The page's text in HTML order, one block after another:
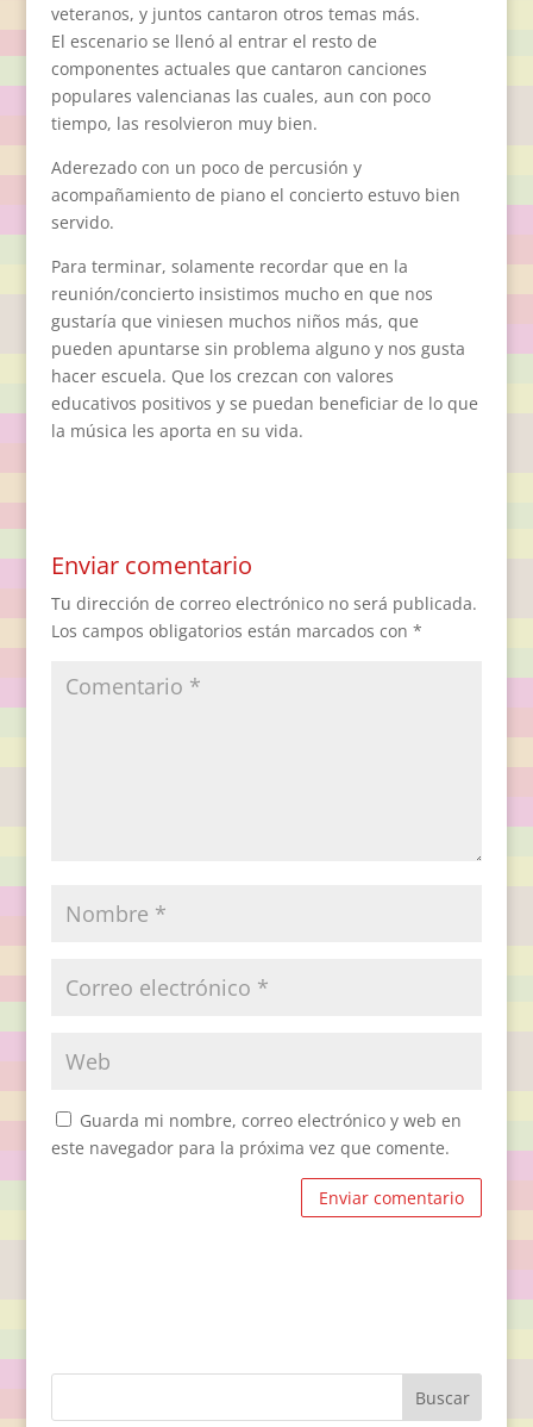
veteranos, y juntos cantaron otros temas más.
El escenario se llenó al entrar el resto de
componentes actuales que cantaron canciones
populares valencianas las cuales, aun con poco
tiempo, las resolvieron muy bien.
Aderezado con un poco de percusión y
acompañamiento de piano el concierto estuvo bien
servido.
Para terminar, solamente recordar que en la
reunión/concierto insistimos mucho en que nos
gustaría que viniesen muchos niños más, que
pueden apuntarse sin problema alguno y nos gusta
hacer escuela. Que los crezcan con valores
educativos positivos y se puedan beneficiar de lo que
la música les aporta en su vida.
Enviar comentario
Tu dirección de correo electrónico no será publicada.
Los campos obligatorios están marcados con *
Guarda mi nombre, correo electrónico y web en
este navegador para la próxima vez que comente.